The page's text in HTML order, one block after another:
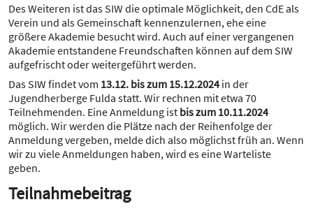
Des Weiteren ist das SIW die optimale Möglichkeit, den CdE als
Verein und als Gemeinschaft kennenzulernen, ehe eine
größere Akademie besucht wird. Auch auf einer vergangenen
Akademie entstandene Freundschaften können auf dem SIW
aufgefrischt oder weitergeführt werden.
Das SIW findet vom 13.12. bis zum 15.12.2024in der
Jugendherberge Fulda statt. Wir rechnen mit etwa 70
Teilnehmenden. Eine Anmeldung ist bis zum 10.11.2024
möglich. Wir werden die Plätze nach der Reihenfolge der
Anmeldung vergeben, melde dich also möglichst früh an. Wenn
wir zu viele Anmeldungen haben, wird es eine Warteliste
geben.
Teilnahmebeitrag